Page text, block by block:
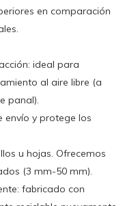
en comparación
ideal para
al aire libre (a
panal).
envío y protege los
u hojas. Ofrecemos
(3 mm-50 mm).
fabricado con